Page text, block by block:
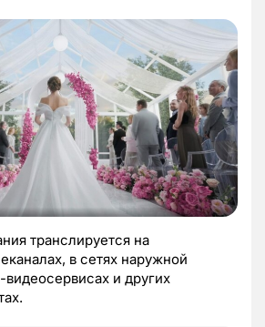
транслируется на
в сетях наружной
и других